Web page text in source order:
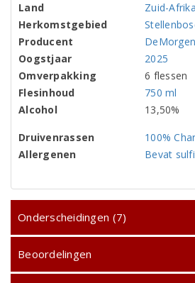
Land
Zuid-Afrika
Herkomstgebied
Producent
Oogstjaar
2025
Omverpakking
6 flessen
Flesinhoud
750 ml
Alcohol
13,50%
Druivenrassen
100%
Allergenen
Bevat
Onderscheidingen (7)
Beoordelingen